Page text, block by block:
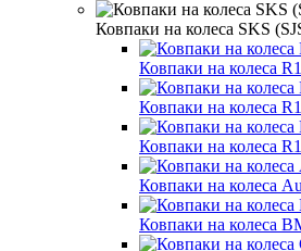
Ковпаки на колеса SKS
Ковпаки на колеса
Ковпаки на колеса
Ковпаки на колеса
Ковпаки на колеса
Ковпаки на колеса